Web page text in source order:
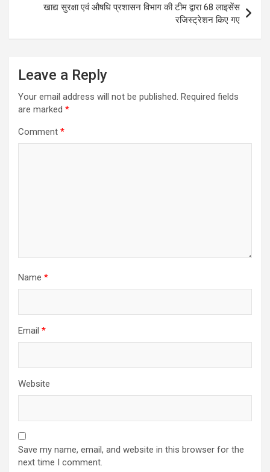
खाद्य सुरक्षा एवं औषधि प्रशासन विभाग की टीम द्वारा 68 लाइसेंस
रजिस्ट्रेशन किए गए
Leave a Reply
Your email address will not be published. Required fields
are marked *
Comment *
Name *
Email *
Website
Save my name, email, and website in this browser for the
next time I comment.